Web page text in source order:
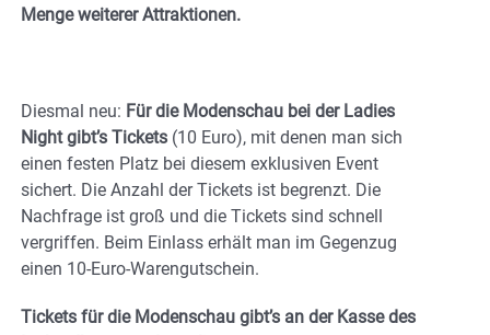
Menge weiterer Attraktionen.
Diesmal neu: Für die Modenschau bei der Ladies
Night gibt’s Tickets (10 Euro), mit denen man sich
einen festen Platz bei diesem exklusiven Event
sichert. Die Anzahl der Tickets ist begrenzt. Die
Nachfrage ist groß und die Tickets sind schnell
vergriffen. Beim Einlass erhält man im Gegenzug
einen 10-Euro-Warengutschein.
Tickets für die Modenschau gibt’s an der Kasse des